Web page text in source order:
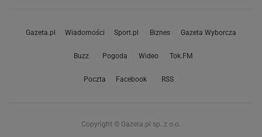
Gazeta.pl Wiadomości Sport.pl Biznes Gazeta Wyborcza
Buzz Pogoda Wideo Tok.FM
Poczta Facebook RSS
Copyright © Gazeta.pl sp. z o.o.